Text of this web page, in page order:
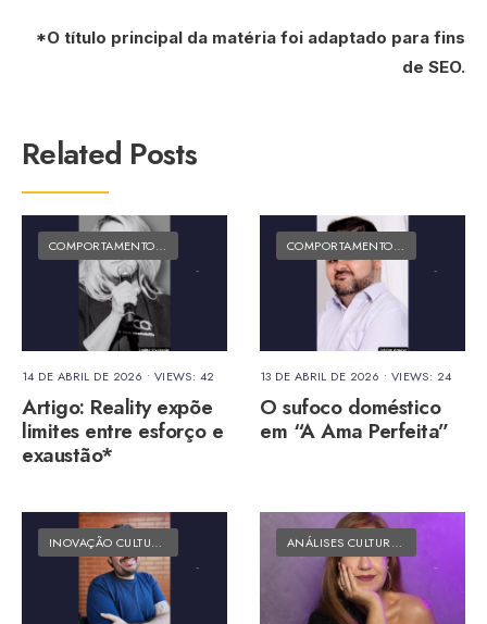
*O título principal da matéria foi adaptado para fins
de SEO.
Related Posts
COMPORTAMENTO E CULTURA MATÉRIAS DO FOLK
14 DE ABRIL DE 2026 • VIEWS: 42
Artigo: Reality expõe
limites entre esforço e
exaustão*
COMPORTAMENTO E CULTURA
13 DE ABRIL DE 2026 • VIEWS: 24
O sufoco doméstico
em “A Ama Perfeita”
INOVAÇÃO CULTURAL MATÉRIAS DO FOLK ANÁLISES CULTURAIS